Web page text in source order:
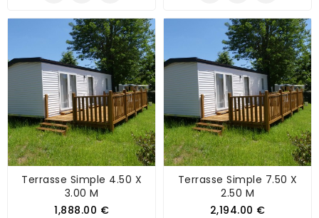
Terrasse Simple 4.50 X
3.00 M
1,888.00 €
Terrasse Simple 7.50 X
2.50 M
2,194.00 €